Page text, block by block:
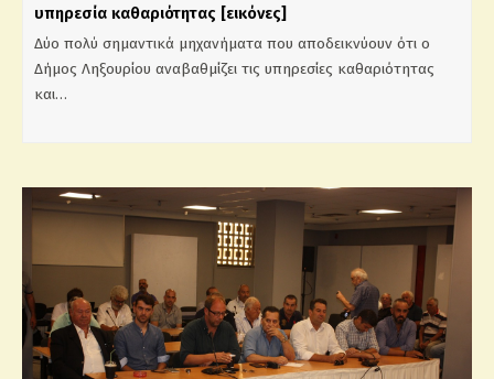
υπηρεσία καθαριότητας [εικόνες]
Δύο πολύ σημαντικά μηχανήματα που αποδεικνύουν ότι ο
Δήμος Ληξουρίου αναβαθμίζει τις υπηρεσίες καθαριότητας
και…